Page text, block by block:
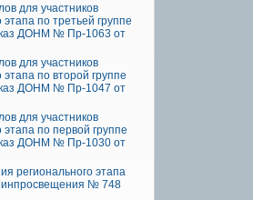
для участников
по третьей группе
ДОНМ № Пр-1063 от
для участников
по второй группе
ДОНМ № Пр-1047 от
для участников
по первой группе
ДОНМ № Пр-1030 от
регионального этапа
№ 748